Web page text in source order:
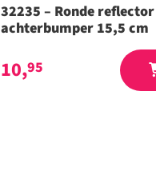
32235 – Ronde reflector
achterbumper 15,5 cm
10,95